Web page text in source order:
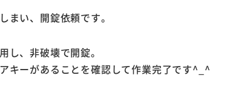
まい、開錠依頼です。
し、非破壊で開錠。
キーがあることを確認して作業完了です^_^